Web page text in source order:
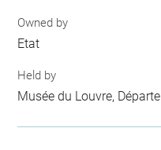
Owned by
Etat
Held by
Musée du Louvre,